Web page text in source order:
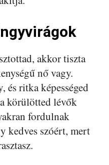
akkor tiszta
nő vagy.
és ritka képességed
körülötted lévők
fordulnak
kedves szóért, mert